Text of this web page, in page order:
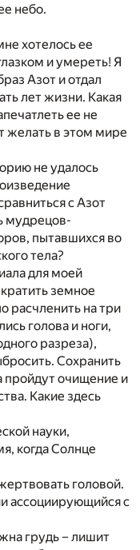
небо.
хотелось ее
и умереть! Я
Азот и отдал
лет жизни. Какая
ее не
желать в этом мире
не удалось
с Азот
мудрецов-
пытавшихся во
тела?
для моей
земное
расчленить на три
голова и ноги,
разреза),
Сохранить
пройдут очищение и
Какие здесь
науки,
когда Солнце
головой.
ассоциирующийся с
грудь – лишит